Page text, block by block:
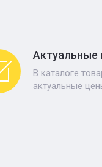
Актуальные
В каталоге
актуальные